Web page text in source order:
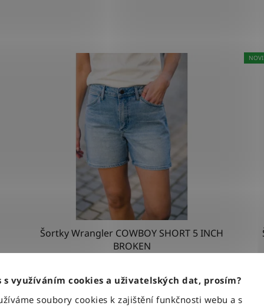
s využíváním cookies a uživatelských dat, prosím?
soubory cookies k zajištění funkčnosti webu a s
W30 1
W35-L34
Šortky Wrangler COWBOY SHORT 5 INCH
BROKEN